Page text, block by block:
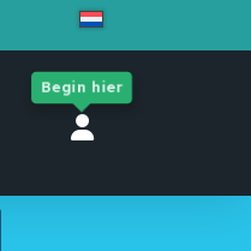
Begin hier
Close